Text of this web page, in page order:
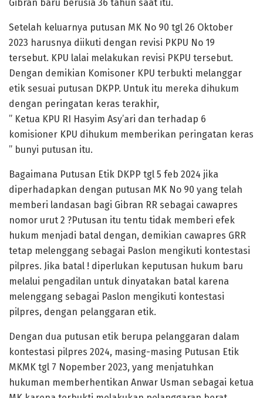
Gibran baru berusia 36 tahun saat itu.
Setelah keluarnya putusan MK No 90 tgl 26 Oktober
2023 harusnya diikuti dengan revisi PKPU No 19
tersebut. KPU lalai melakukan revisi PKPU tersebut.
Dengan demikian Komisoner KPU terbukti melanggar
etik sesuai putusan DKPP. Untuk itu mereka dihukum
dengan peringatan keras terakhir,
” Ketua KPU RI Hasyim Asy’ari dan terhadap 6
komisioner KPU dihukum memberikan peringatan keras
” bunyi putusan itu.
Bagaimana Putusan Etik DKPP tgl 5 feb 2024 jika
diperhadapkan dengan putusan MK No 90 yang telah
memberi landasan bagi Gibran RR sebagai cawapres
nomor urut 2 ?Putusan itu tentu tidak memberi efek
hukum menjadi batal dengan, demikian cawapres GRR
tetap melenggang sebagai Paslon mengikuti kontestasi
pilpres. Jika batal ! diperlukan keputusan hukum baru
melalui pengadilan untuk dinyatakan batal karena
melenggang sebagai Paslon mengikuti kontestasi
pilpres, dengan pelanggaran etik.
Dengan dua putusan etik berupa pelanggaran dalam
kontestasi pilpres 2024, masing-masing Putusan Etik
MKMK tgl 7 Nopember 2023, yang menjatuhkan
hukuman memberhentikan Anwar Usman sebagai ketua